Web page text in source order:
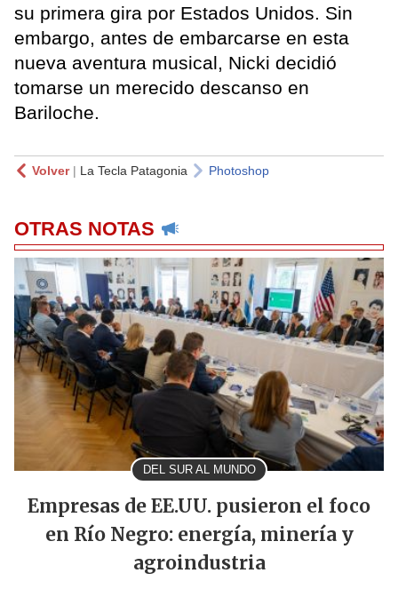
su primera gira por Estados Unidos. Sin
embargo, antes de embarcarse en esta
nueva aventura musical, Nicki decidió
tomarse un merecido descanso en
Bariloche.
Volver| La Tecla Patagonia Photoshop
OTRAS NOTAS
DEL SUR AL MUNDO
Empresas de EE.UU. pusieron el foco
en Río Negro: energía, minería y
agroindustria